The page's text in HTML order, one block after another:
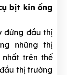
bịt kín ống
đứng đầu thị
những thị
trên thế
thị trường